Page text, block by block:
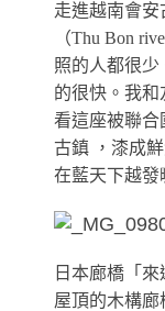
走進越南會安
（Thu Bon
照的人都很少
的很快。我
看這座被聯合
古鎮 ，漆成
在藍天下越發
日本廊橋「
屋頂的木構廊